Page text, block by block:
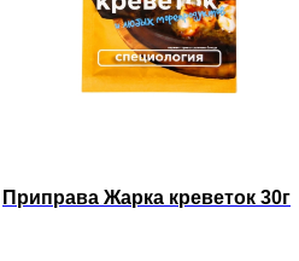
Приправа Жарка креветок 30г